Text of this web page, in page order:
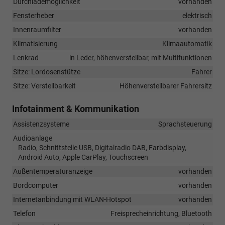
Fensterheber
elektrisch
Innenraumfilter
vorhanden
Klimatisierung
Klimaautomatik
Lenkrad
in Leder, höhenverstellbar, mit Multifunktionen
Sitze: Lordosenstütze
Fahrer
Sitze: Verstellbarkeit
Höhenverstellbarer Fahrersitz
Infotainment & Kommunikation
Assistenzsysteme
Sprachsteuerung
Audioanlage
Radio, Schnittstelle USB, Digitalradio DAB, Farbdisplay,
Android Auto, Apple CarPlay, Touchscreen
Außentemperaturanzeige
vorhanden
Bordcomputer
vorhanden
Internetanbindung mit WLAN-Hotspot
vorhanden
Telefon
Freisprecheinrichtung, Bluetooth